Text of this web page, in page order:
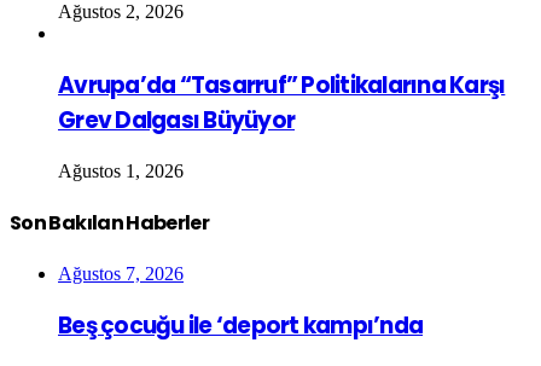
Ağustos 2, 2026
Avrupa’da “Tasarruf” Politikalarına Karşı
Grev Dalgası Büyüyor
Ağustos 1, 2026
Son Bakılan Haberler
Ağustos 7, 2026
Beş çocuğu ile ‘deport kampı’nda